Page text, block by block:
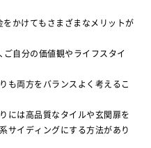
かけてもさまざまなメリットが
ご自分の価値観やライフスタイ
も両方をバランスよく考えるこ
には高品質なタイルや玄関扉を
サイディングにする方法があり